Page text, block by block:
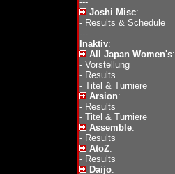
Joshi Misc:
- Results & Schedule
---
Inaktiv:
All Japan Women's:
- Vorstellung
- Results
- Titel & Turniere
Arsion:
- Results
- Titel & Turniere
Assemble:
- Results
AtoZ:
- Results
Daijo: